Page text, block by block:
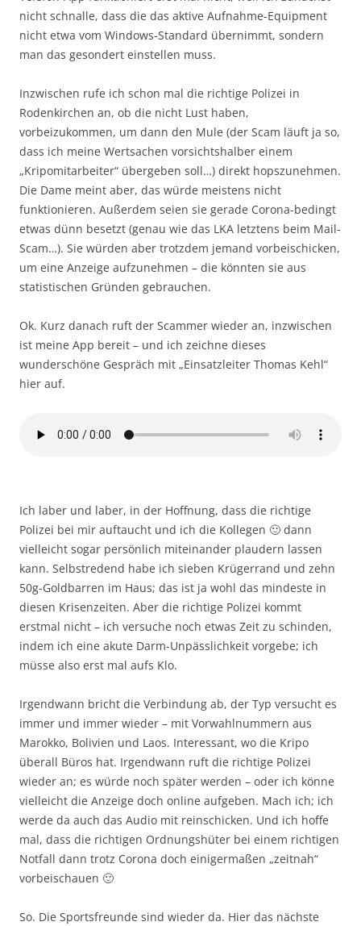
nicht schnalle, dass die das aktive Aufnahme-Equipment
nicht etwa vom Windows-Standard übernimmt, sondern
man das gesondert einstellen muss.
Inzwischen rufe ich schon mal die richtige Polizei in
Rodenkirchen an, ob die nicht Lust haben,
vorbeizukommen, um dann den Mule (der Scam läuft ja so,
dass ich meine Wertsachen vorsichtshalber einem
„Kripomitarbeiter“ übergeben soll…) direkt hopszunehmen.
Die Dame meint aber, das würde meistens nicht
funktionieren. Außerdem seien sie gerade Corona-bedingt
etwas dünn besetzt (genau wie das LKA letztens beim Mail-
Scam…). Sie würden aber trotzdem jemand vorbeischicken,
um eine Anzeige aufzunehmen – die könnten sie aus
statistischen Gründen gebrauchen.
Ok. Kurz danach ruft der Scammer wieder an, inzwischen
ist meine App bereit – und ich zeichne dieses
wunderschöne Gespräch mit „Einsatzleiter Thomas Kehl“
hier auf.
Ich laber und laber, in der Hoffnung, dass die richtige
Polizei bei mir auftaucht und ich die Kollegen 🙂 dann
vielleicht sogar persönlich miteinander plaudern lassen
kann. Selbstredend habe ich sieben Krügerrand und zehn
50g-Goldbarren im Haus; das ist ja wohl das mindeste in
diesen Krisenzeiten. Aber die richtige Polizei kommt
erstmal nicht – ich versuche noch etwas Zeit zu schinden,
indem ich eine akute Darm-Unpässlichkeit vorgebe; ich
müsse also erst mal aufs Klo.
Irgendwann bricht die Verbindung ab, der Typ versucht es
immer und immer wieder – mit Vorwahlnummern aus
Marokko, Bolivien und Laos. Interessant, wo die Kripo
überall Büros hat. Irgendwann ruft die richtige Polizei
wieder an; es würde noch später werden – oder ich könne
vielleicht die Anzeige doch online aufgeben. Mach ich; ich
werde da auch das Audio mit reinschicken. Und ich hoffe
mal, dass die richtigen Ordnungshüter bei einem richtigen
Notfall dann trotz Corona doch einigermaßen „zeitnah“
vorbeischauen 🙂
So. Die Sportsfreunde sind wieder da. Hier das nächste